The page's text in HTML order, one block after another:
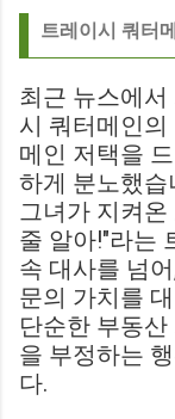
트레이시 쿼터
최근 뉴스에서
시 쿼터메인의
메인 저택을
하게 분노했습
그녀가 지켜
줄 알아!"라는
속 대사를 넘
문의 가치를
단순한 부동
을 부정하는
다.